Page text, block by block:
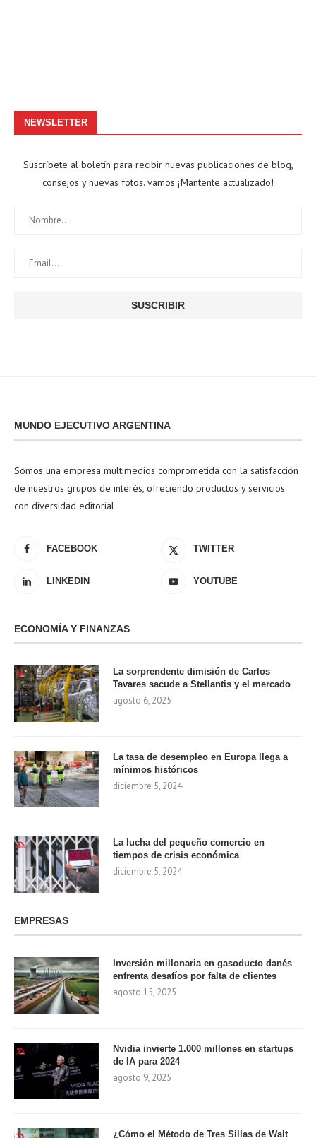
NEWSLETTER
Suscríbete al boletín para recibir nuevas publicaciones de blog,
consejos y nuevas fotos. vamos ¡Mantente actualizado!
MUNDO EJECUTIVO ARGENTINA
Somos una empresa multimedios comprometida con la satisfacción
de nuestros grupos de interés, ofreciendo productos y servicios
con diversidad editorial
FACEBOOK TWITTER
LINKEDIN YOUTUBE
ECONOMÍA Y FINANZAS
La sorprendente dimisión de Carlos
Tavares sacude a Stellantis y el mercado
agosto 6, 2025
La tasa de desempleo en Europa llega a
mínimos históricos
diciembre 5, 2024
La lucha del pequeño comercio en
tiempos de crisis económica
diciembre 5, 2024
EMPRESAS
Inversión millonaria en gasoducto danés
enfrenta desafíos por falta de clientes
agosto 15, 2025
Nvidia invierte 1.000 millones en startups
de IA para 2024
agosto 9, 2025
¿Cómo el Método de Tres Sillas de Walt